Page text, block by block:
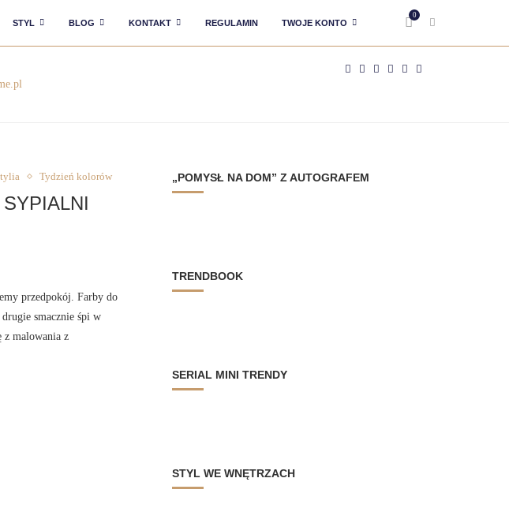
STYL BLOG KONTAKT REGULAMIN TWOJE KONTO
0
Tydzień kolorów
przedpokój. Farby do
smacznie śpi w
z malowania z
„POMYSŁ NA DOM” Z AUTOGRAFEM
TRENDBOOK
SERIAL MINI TRENDY
STYL WE WNĘTRZACH